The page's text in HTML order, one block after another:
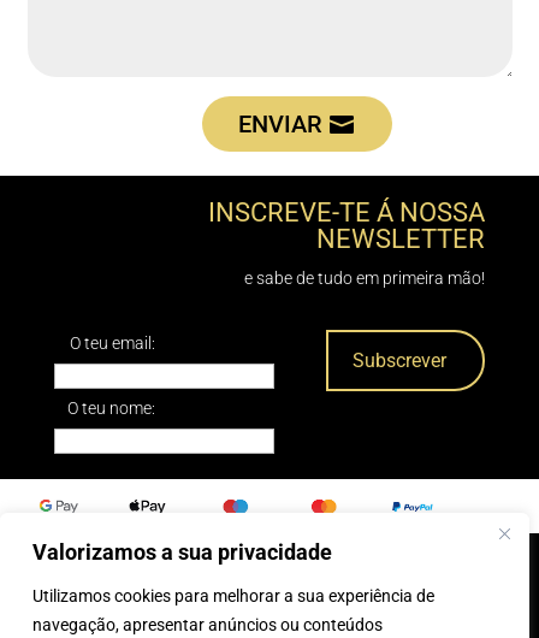
Valorizamos a sua privacidade
Utilizamos cookies para melhorar a sua experiência de
navegação, apresentar anúncios ou conteúdos
ENVIAR
INSCREVE-TE Á NOSSA
NEWSLETTER
e sabe de tudo em primeira mão!
O teu email:
O teu nome: